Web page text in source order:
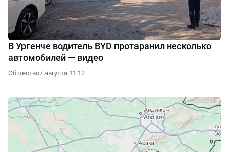
В Ургенче водитель BYD протаранил несколько
автомобилей — видео
Общество7 августа 11:12